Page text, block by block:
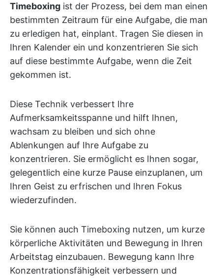
Timeboxing ist der Prozess, bei dem man einen
bestimmten Zeitraum für eine Aufgabe, die man
zu erledigen hat, einplant. Tragen Sie diesen in
Ihren Kalender ein und konzentrieren Sie sich
auf diese bestimmte Aufgabe, wenn die Zeit
gekommen ist.
Diese Technik verbessert Ihre
Aufmerksamkeitsspanne und hilft Ihnen,
wachsam zu bleiben und sich ohne
Ablenkungen auf Ihre Aufgabe zu
konzentrieren. Sie ermöglicht es Ihnen sogar,
gelegentlich eine kurze Pause einzuplanen, um
Ihren Geist zu erfrischen und Ihren Fokus
wiederzufinden.
Sie können auch Timeboxing nutzen, um kurze
körperliche Aktivitäten und Bewegung in Ihren
Arbeitstag einzubauen. Bewegung kann Ihre
Konzentrationsfähigkeit verbessern und